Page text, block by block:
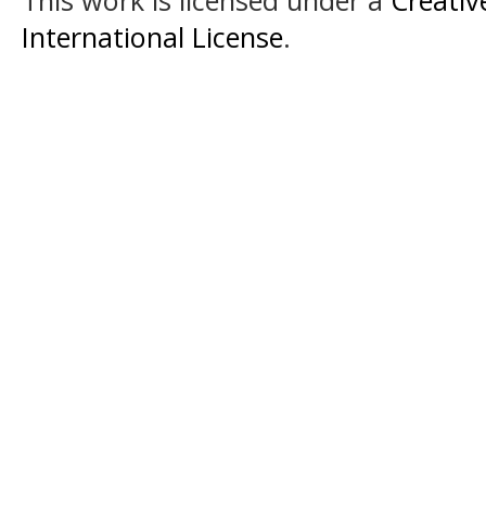
International License.